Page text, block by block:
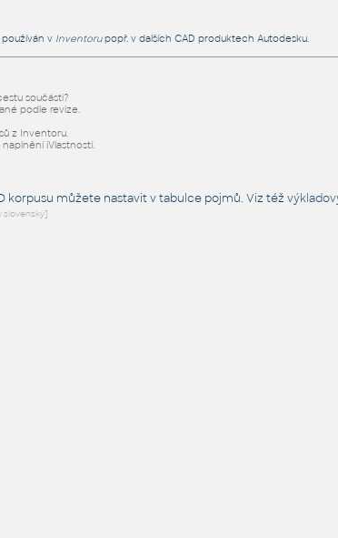
v Inventorupopř. v dalších CAD produktech Autodesku.
součásti?
podle revize.
z Inventoru.
iVlastností.
korpusu můžete nastavit v tabulce pojmů. Viz též
slovensky]